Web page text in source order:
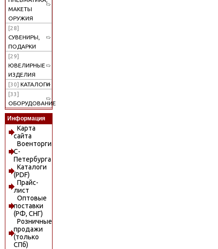
МАКЕТЫ
ОРУЖИЯ
[28]
СУВЕНИРЫ,
ПОДАРКИ
[29]
ЮВЕЛИРНЫЕ
ИЗДЕЛИЯ
[30] КАТАЛОГИ
[33]
ОБОРУДОВАНИЕ
Информация
Карта
сайта
Военторги
С-
Петербурга
Каталоги
(PDF)
Прайс-
лист
Оптовые
поставки
(РФ, СНГ)
Розничные
продажи
(только
СПб)